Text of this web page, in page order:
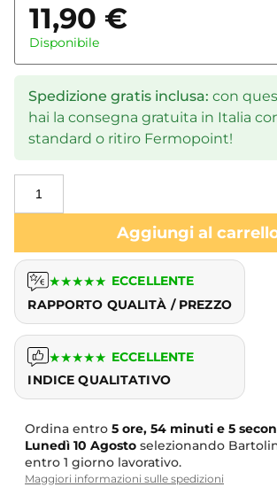
11,90 €
Disponibile
Spedizione gratis inclusa: con
hai la consegna gratuita in Italia
standard o ritiro Fermopoint!
Aggiungi al
★★★★★ ECCELLENTE
RAPPORTO QUALITÀ / PREZZO
★★★★★ ECCELLENTE
INDICE QUALITATIVO
Ordina entro 5 ore, 54 minuti e 4
Lunedì 10 Agosto selezionando
entro 1 giorno lavorativo.
Maggiori informazioni sulle spedizioni